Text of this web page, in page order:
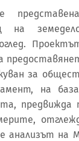
на
за
на
предвижда
анализът на